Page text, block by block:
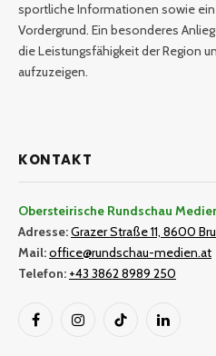
sportliche Informationen sowie
Vordergrund. Ein besonderes
die Leistungsfähigkeit der Region
aufzuzeigen.
KONTAKT
Obersteirische Rundschau
Adresse:Grazer Straße 11, 8600
Mail:office@rundschau-medien.at
Telefon: +43 3862 8989 250
FacebookInstagramTikTok LinkedIn